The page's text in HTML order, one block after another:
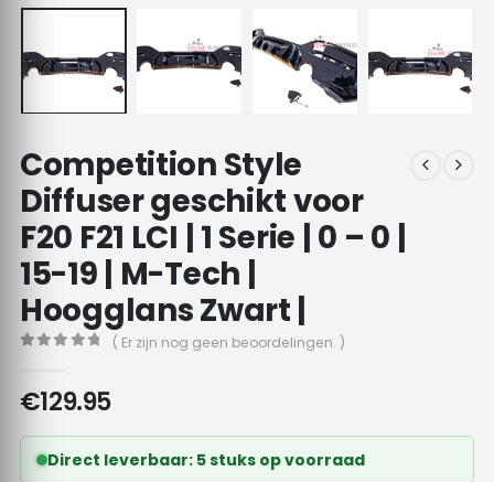
Competition Style
Diffuser geschikt voor
F20 F21 LCI | 1 Serie | 0 – 0 |
15-19 | M-Tech |
Hoogglans Zwart |
( Er zijn nog geen beoordelingen. )
€129.95
Direct leverbaar: 5 stuks op voorraad